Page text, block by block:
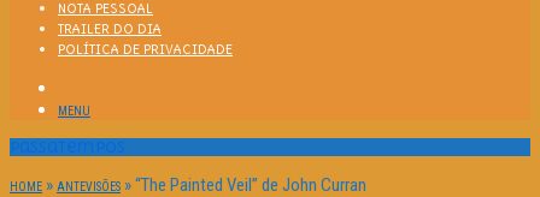
NOTA PESSOAL
TRAILER DO DIA
POLÍTICA DE PRIVACIDADE
MENU
Passatempos
HOME » ANTEVISÕES »“The Painted Veil” de John Curran